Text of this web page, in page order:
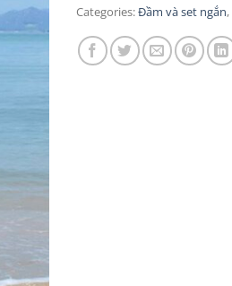
Categories:Đầm và set ngắn,